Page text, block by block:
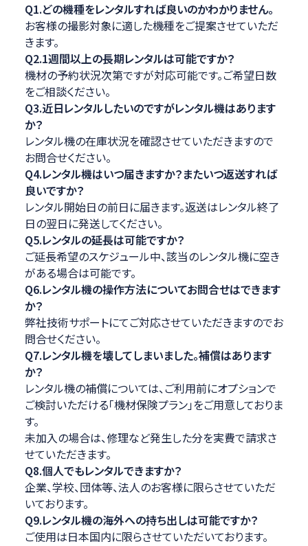
Q1.どの機種をレンタルすれば良いのかわかりません。
お客様の撮影対象に適した機種をご提案させていただ
きます。
Q2.1週間以上の長期レンタルは可能ですか？
機材の予約状況次第ですが対応可能です。ご希望日数
をご相談ください。
Q3.近日レンタルしたいのですがレンタル機はあります
か？
レンタル機の在庫状況を確認させていただきますので
お問合せください。
Q4.レンタル機はいつ届きますか？またいつ返送すれば
良いですか？
レンタル開始日の前日に届きます。返送はレンタル終了
日の翌日に発送してください。
Q5.レンタルの延長は可能ですか？
ご延長希望のスケジュール中、該当のレンタル機に空き
がある場合は可能です。
Q6.レンタル機の操作方法についてお問合せはできます
か？
弊社技術サポートにてご対応させていただきますのでお
問合せください。
Q7.レンタル機を壊してしまいました。補償はあります
か？
レンタル機の補償については、ご利用前にオプションで
ご検討いただける「機材保険プラン」をご用意しておりま
す。
未加入の場合は、修理など発生した分を実費で請求さ
せていただきます。
Q8.個人でもレンタルできますか？
企業、学校、団体等、法人のお客様に限らさせていただ
いております。
Q9.レンタル機の海外への持ち出しは可能ですか？
ご使用は日本国内に限らさせていただいております。